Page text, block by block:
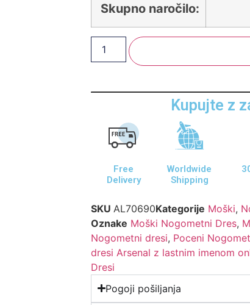
Skupno naročilo:
Kupujte z
Free
Delivery
Worldwide
Shipping
SKU AL70690Kategorije Moški,
Oznake Moški Nogometni Dres,
Nogometni dresi, Poceni
dresi Arsenal z lastnim imenom
Dresi
Pogoji pošiljanja